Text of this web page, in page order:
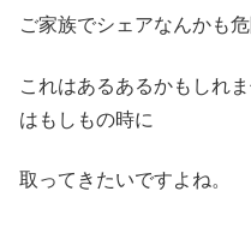
ご家族でシェアなんかも危
これはあるあるかもしれ
はもしもの時に
取ってきたいですよね。